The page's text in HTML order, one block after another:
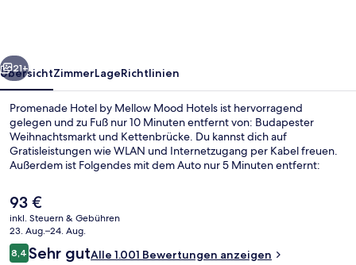
Weiter
21+
ÜbersichtZimmerLageRichtlinien
Promenade Hotel by Mellow Mood Hotels ist hervorragend
gelegen und zu Fuß nur 10 Minuten entfernt von: Budapester
Weihnachtsmarkt und Kettenbrücke. Du kannst dich auf
Gratisleistungen wie WLAN und Internetzugang per Kabel freuen.
Außerdem ist Folgendes mit dem Auto nur 5 Minuten entfernt:
Reisende lieben das hilfsbereite Personal. Die Unterkunft ist nur
einen kurzen Fußmarsch von den öffentlichen Verkehrsmitteln
entfernt: Zur U-Bahn läuft man 4 Minuten (Station Ferenciek tér)
bzw. 5 Minuten (Station Vörösmarty tér).
Der
aktuelle
Preis
beträgt
93 €.
93 €
inkl. Steuern & Gebühren
23. Aug.–24. Aug.
Bewertungen
8,48,4 von 10.
Sehr gutAlle 1.001 Bewertungen anzeigen